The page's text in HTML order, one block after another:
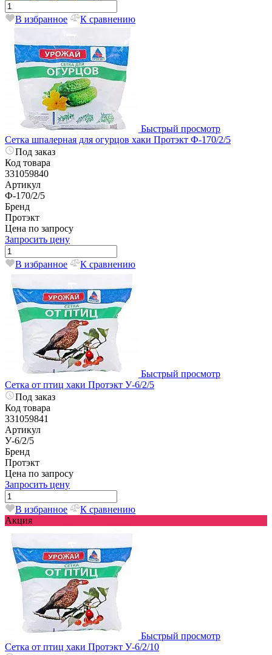
В избранное К сравнению
Быстрый просмотр
Сетка шпалерная для огурцов хаки Протэкт Ф-170/2/5
Под заказ
Код товара
331059840
Артикул
Ф-170/2/5
Бренд
Протэкт
Цена по запросу
Запросить цену
В избранное К сравнению
Быстрый просмотр
Сетка от птиц хаки Протэкт У-6/2/5
Под заказ
Код товара
331059841
Артикул
У-6/2/5
Бренд
Протэкт
Цена по запросу
Запросить цену
В избранное
К сравнению
Акция
Быстрый просмотр
Сетка от птиц хаки Протэкт У-6/2/10